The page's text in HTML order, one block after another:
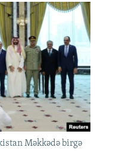
Məkkədə birgə